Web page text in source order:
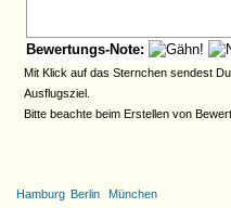
Bewertungs-Note:
Mit Klick auf das Sternchen sendest
Ausflugsziel.
Bitte beachte beim Erstellen von
Hamburg Berlin
München